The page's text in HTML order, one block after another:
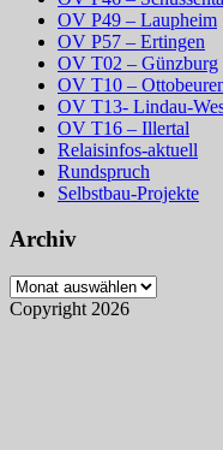
OV P49 – Laupheim
OV P57 – Ertingen
OV T02 – Günzburg
OV T10 –
OV T13- Lindau-
OV T16 – Illertal
Relaisinfos-aktuell
Rundspruch
Selbstbau-Projekte
Archiv
Archiv
Copyright 2026